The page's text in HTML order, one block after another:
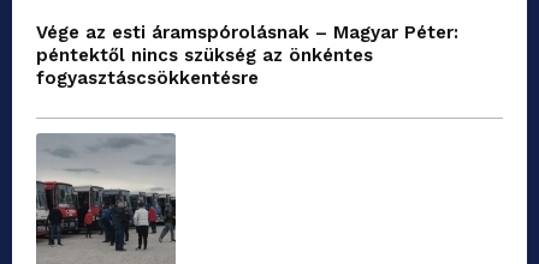
Vége az esti áramspórolásnak – Magyar Péter:
péntektől nincs szükség az önkéntes
fogyasztáscsökkentésre